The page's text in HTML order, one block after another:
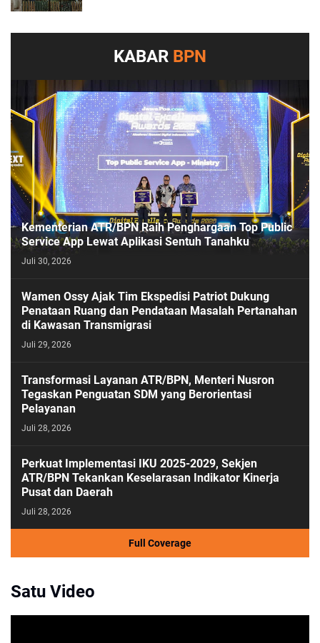
KABAR BPN
Kementerian ATR/BPN Raih Penghargaan Top Public
Service App Lewat Aplikasi Sentuh Tanahku
Juli 30, 2026
Wamen Ossy Ajak Tim Ekspedisi Patriot Dukung
Penataan Ruang dan Pendataan Masalah Pertanahan
di Kawasan Transmigrasi
Juli 29, 2026
Transformasi Layanan ATR/BPN, Menteri Nusron
Tegaskan Penguatan SDM yang Berorientasi
Pelayanan
Juli 28, 2026
Perkuat Implementasi IKU 2025-2029, Sekjen
ATR/BPN Tekankan Keselarasan Indikator Kinerja
Pusat dan Daerah
Juli 28, 2026
Full Coverage
Satu Video